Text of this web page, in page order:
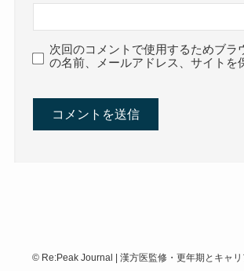
次回のコメントで使用するためブラ
の名前、メールアドレス、サイトを
©Re:Peak Journal | 漢方医監修・更年期とキャ